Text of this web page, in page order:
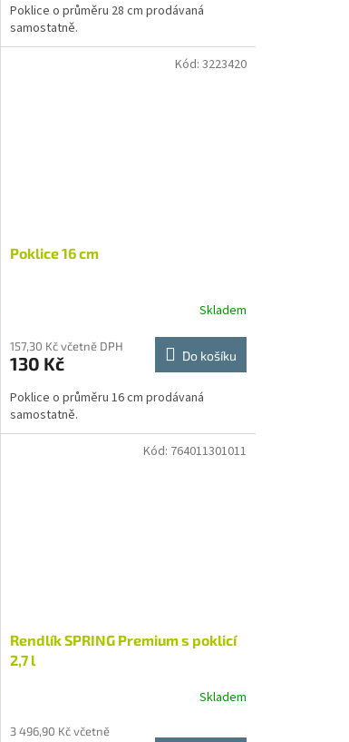
Poklice o průměru 28 cm prodávaná
samostatně.
Poklice 16 cm
Skladem
157,30 Kč včetně DPH
130 Kč Do košíku
Poklice o průměru 16 cm prodávaná
samostatně.
Kód: 3223420
Rendlík SPRING Premium s poklicí
2,7 l
Skladem
3 496,90 Kč včetně
Kód: 764011301011